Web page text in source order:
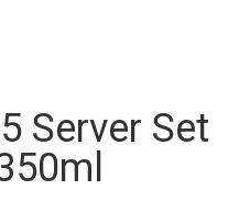
Server Set